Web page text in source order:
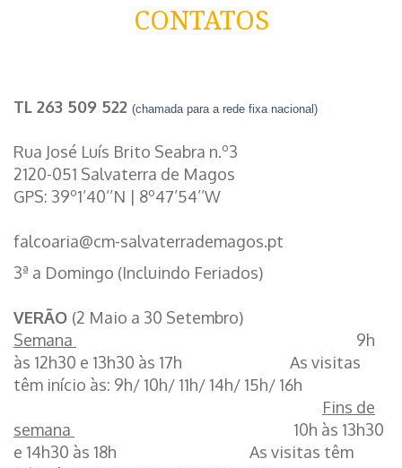
CONTATOS
TL 263 509 522 (chamada para a rede fixa nacional)
Rua José Luís Brito Seabra n.º3
2120-051 Salvaterra de Magos
GPS: 39º1’40’’N | 8º47’54’’W
falcoaria@cm-salvaterrademagos.pt
3ª a Domingo (Incluindo Feriados)
VERÃO (2 Maio a 30 Setembro)
Semana
9h
às 12h30 e 13h30 às 17h As visitas
têm início às: 9h/ 10h/ 11h/ 14h/ 15h/ 16h
Fins de
semana
10h às 13h30
e 14h30 às 18h As visitas têm